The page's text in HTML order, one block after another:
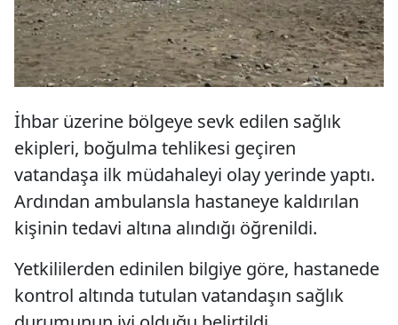
İhbar üzerine bölgeye sevk edilen sağlık
ekipleri, boğulma tehlikesi geçiren
vatandaşa ilk müdahaleyi olay yerinde yaptı.
Ardından ambulansla hastaneye kaldırılan
kişinin tedavi altına alındığı öğrenildi.
Yetkililerden edinilen bilgiye göre, hastanede
kontrol altında tutulan vatandaşın sağlık